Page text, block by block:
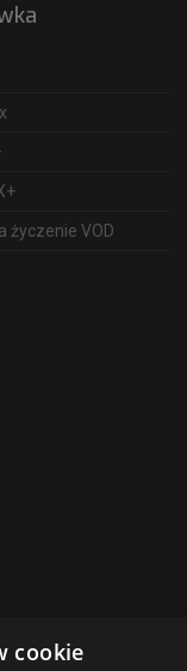
życzenie VOD
cookie